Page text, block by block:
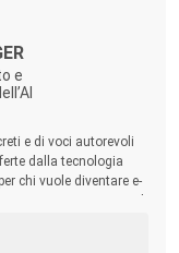
e
e di voci autorevoli
dalla tecnologia
chi vuole diventare e-
(Davide Casaleggio,